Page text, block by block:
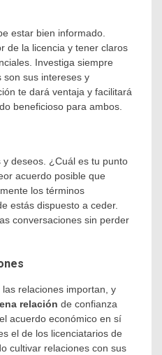
estar bien informado.
de la licencia y tener claros
Investiga siempre
sus intereses y
te dará ventaja y facilitará
beneficioso para ambos.
deseos. ¿Cuál es tu punto
acuerdo posible que
los términos
estás dispuesto a ceder.
conversaciones sin perder
relaciones importan, y
relación de confianza
acuerdo económico en sí
el de los licenciatarios de
cultivar relaciones con sus